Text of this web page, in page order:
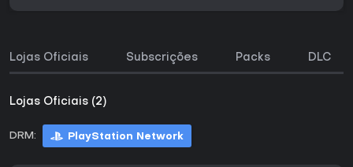
Lojas Oficiais Subscrições Packs DLC
Lojas Oficiais (2)
DRM: PlayStation Network